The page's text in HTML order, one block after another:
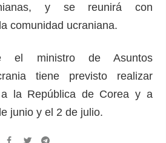
y se reunirá con
comunidad ucraniana.
el ministro de Asuntos
tiene previsto realizar
la República de Corea y a
junio y el 2 de julio.